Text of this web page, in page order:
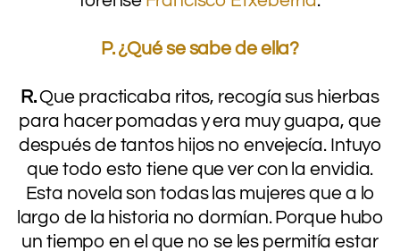
P. ¿Qué se sabe de ella?
R.Que practicaba ritos, recogía sus hierbas
para hacer pomadas y era muy guapa, que
después de tantos hijos no envejecía. Intuyo
que todo esto tiene que ver con la envidia.
Esta novela son todas las mujeres que a lo
largo de la historia no dormían. Porque hubo
un tiempo en el que no se les permitía estar